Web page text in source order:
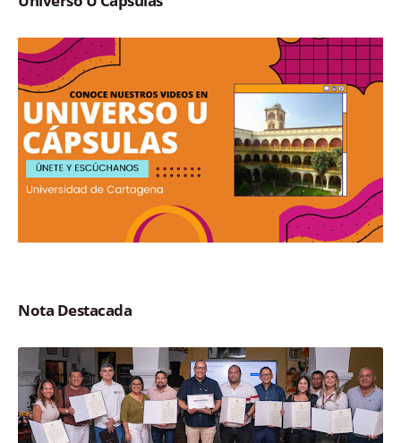
Nota Destacada